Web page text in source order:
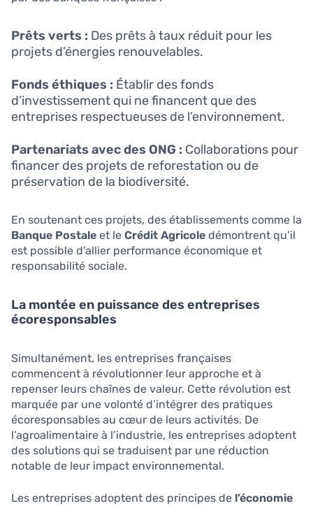
Prêts verts : Des prêts à taux réduit pour les
projets d’énergies renouvelables.
Fonds éthiques : Établir des fonds
d’investissement qui ne financent que des
entreprises respectueuses de l’environnement.
Partenariats avec des ONG : Collaborations pour
financer des projets de reforestation ou de
préservation de la biodiversité.
En soutenant ces projets, des établissements comme la
Banque Postale et le Crédit Agricole démontrent qu’il
est possible d’allier performance économique et
responsabilité sociale.
La montée en puissance des entreprises
écoresponsables
Simultanément, les entreprises françaises
commencent à révolutionner leur approche et à
repenser leurs chaînes de valeur. Cette révolution est
marquée par une volonté d’intégrer des pratiques
écoresponsables au cœur de leurs activités. De
l’agroalimentaire à l’industrie, les entreprises adoptent
des solutions qui se traduisent par une réduction
notable de leur impact environnemental.
Les entreprises adoptent des principes de l’économie